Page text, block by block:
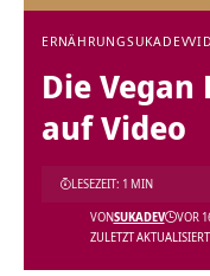
ERNÄHRUNGSUKADEV
Die
auf Video
ZULETZT
VONSUKADEV VOR
LESEZEIT: 1 MIN